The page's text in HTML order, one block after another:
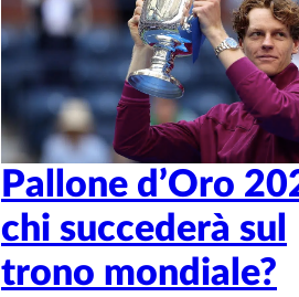
Pallone d’Oro
chi succederà sul
trono mondiale?